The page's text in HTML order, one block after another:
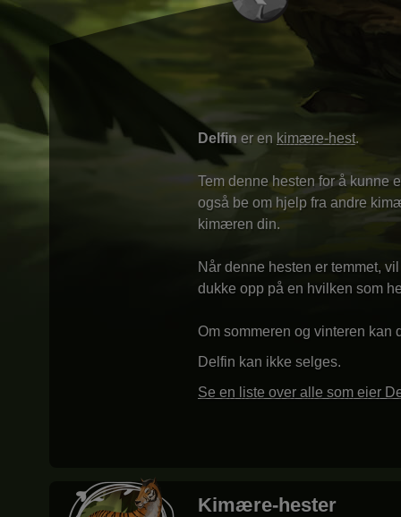
Delfin er en kimære-hest.
Tem denne hesten for å kunne
også be om hjelp fra andre
kimæren din.
Når denne hesten er temmet,
dukke opp på en hvilken som
Om sommeren og vinteren
Delfin kan ikke selges.
Se en liste over alle som eier
Kimære-hester